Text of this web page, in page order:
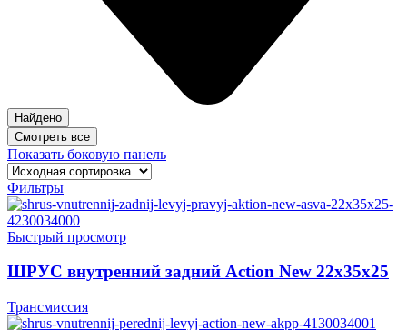
Найдено
Смотреть все
Показать боковую панель
Фильтры
Быстрый просмотр
ШРУС внутренний задний Action New 22x35x25
Трансмиссия